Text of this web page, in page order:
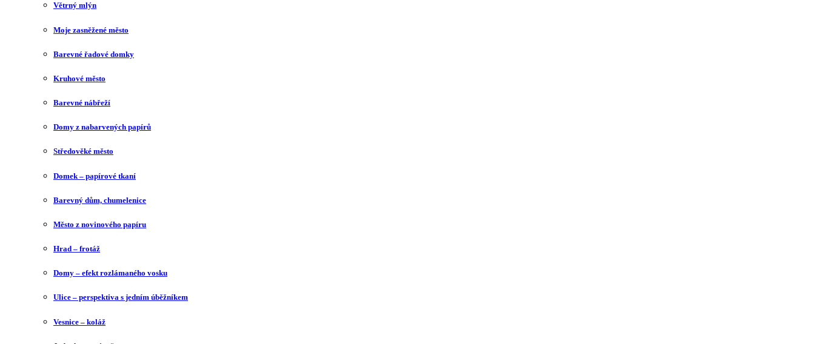
Větrný mlýn
Moje zasněžené město
Barevné řadové domky
Kruhové město
Barevné nábřeží
Domy z nabarvených papírů
Středověké město
Domek – papírové tkaní
Barevný dům, chumelenice
Město z novinového papíru
Hrad – frotáž
Domy – efekt rozlámaného vosku
Ulice – perspektiva s jedním úběžníkem
Vesnice – koláž